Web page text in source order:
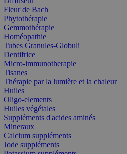
Fleur de Bach
Phytothérapie
Gemmothérapie
Homéopathie
Tubes Granules-Globuli
Dentifrice
Micro-immunotherapie
Tisanes
Thérapie par la lumière et la chaleur
Huiles
Oligo-elements
Huiles végétales
Suppléments d'acides aminés
Mineraux
Calcium suppléments
Jode suppléments